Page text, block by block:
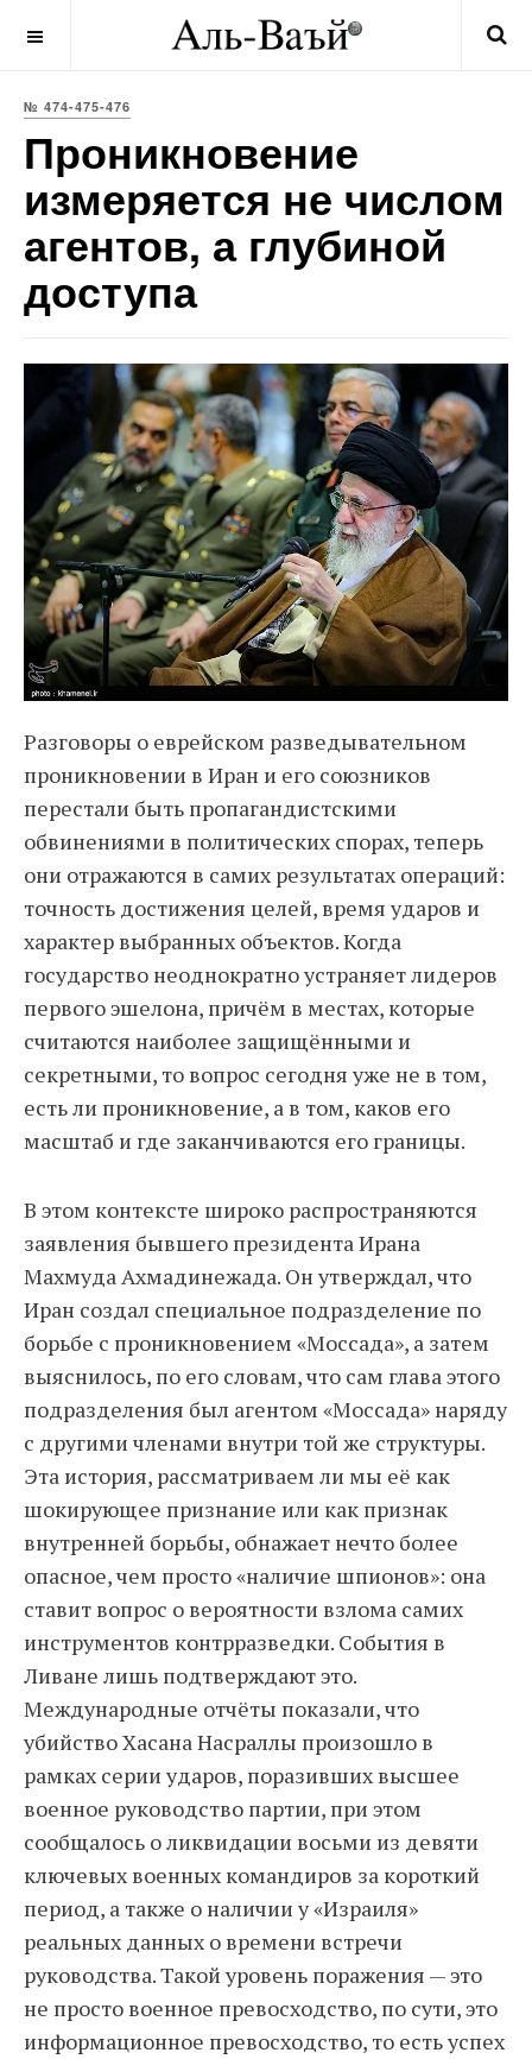
№ 474-475-476
Проникновение
измеряется не числом
агентов, а глубиной
доступа
Разговоры о еврейском разведывательном
проникновении в Иран и его союзников
перестали быть пропагандистскими
обвинениями в политических спорах, теперь
они отражаются в самих результатах операций:
точность достижения целей, время ударов и
характер выбранных объектов. Когда
государство неоднократно устраняет лидеров
первого эшелона, причём в местах, которые
считаются наиболее защищёнными и
секретными, то вопрос сегодня уже не в том,
есть ли проникновение, а в том, каков его
масштаб и где заканчиваются его границы.
В этом контексте широко распространяются
заявления бывшего президента Ирана
Махмуда Ахмадинежада. Он утверждал, что
Иран создал специальное подразделение по
борьбе с проникновением «Моссада», а затем
выяснилось, по его словам, что сам глава этого
подразделения был агентом «Моссада» наряду
с другими членами внутри той же структуры.
Эта история, рассматриваем ли мы её как
шокирующее признание или как признак
внутренней борьбы, обнажает нечто более
опасное, чем просто «наличие шпионов»: она
ставит вопрос о вероятности взлома самих
инструментов контрразведки. События в
Ливане лишь подтверждают это.
Международные отчёты показали, что
убийство Хасана Насраллы произошло в
рамках серии ударов, поразивших высшее
военное руководство партии, при этом
сообщалось о ликвидации восьми из девяти
ключевых военных командиров за короткий
период, а также о наличии у «Израиля»
реальных данных о времени встречи
руководства. Такой уровень поражения — это
не просто военное превосходство, по сути, это
информационное превосходство, то есть успех